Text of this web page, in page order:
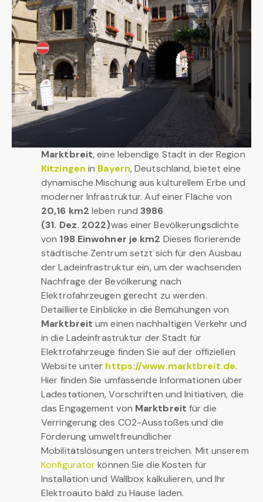
Marktbreit, eine lebendige Stadt in der Region
Kitzingen in Bayern, Deutschland, bietet eine
dynamische Mischung aus kulturellem Erbe und
moderner Infrastruktur. Auf einer Fläche von
20,16 km2 leben rund3986
(31. Dez. 2022)was einer Bevölkerungsdichte
von 198 Einwohner je km2 Dieses florierende
städtische Zentrum setzt sich für den Ausbau
der Ladeinfrastruktur ein, um der wachsenden
Nachfrage der Bevölkerung nach
Elektrofahrzeugen gerecht zu werden.
Detaillierte Einblicke in die Bemühungen von
Marktbreit um einen nachhaltigen Verkehr und
in die Ladeinfrastruktur der Stadt für
Elektrofahrzeuge finden Sie auf der offiziellen
Website unter https://www.marktbreit.de.
Hier finden Sie umfassende Informationen über
Ladestationen, Vorschriften und Initiativen, die
das Engagement von Marktbreit für die
Verringerung des CO2-Ausstoßes und die
Förderung umweltfreundlicher
Mobilitätslösungen unterstreichen. Mit unserem
Konfiguratorkönnen Sie die Kosten für
Installation und Wallbox kalkulieren, und Ihr
Elektroauto bald zu Hause laden.